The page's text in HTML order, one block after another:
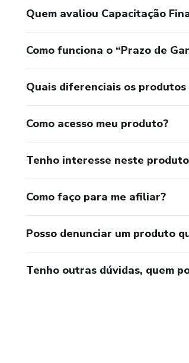
Quem avaliou Capacitação
Como funciona o “Prazo de
Quais diferenciais os
Como acesso meu produto?
Tenho interesse neste
Como faço para me afiliar?
Posso denunciar um produto
Tenho outras dúvidas, quem